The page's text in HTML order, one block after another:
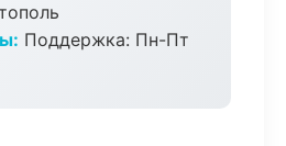
Поддержка: Пн-Пт